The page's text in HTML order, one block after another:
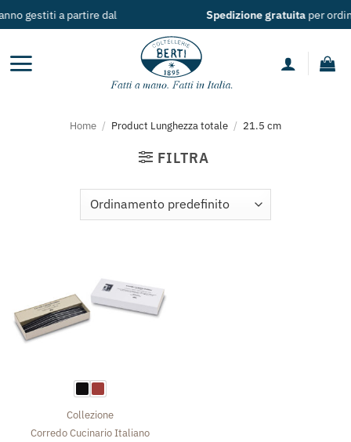
Salta
ai
contenuti
Spedizione gratuita per ordini >49€
Home / Product Lunghezza totale / 21.5 cm
FILTRA
Collezione
Corredo Cucinario Italiano